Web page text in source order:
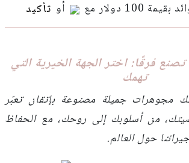
أو تأكيد
فرقًا: اختر الجهة الخيرية التي
تهمك
مجوهرات جميلة مصنوعة بإتقان تعبّر
من أسلوبك إلى روحك، مع الحفاظ
حول العالم.